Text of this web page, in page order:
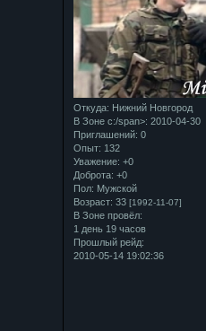
Откуда: Нижний Новгород
В Зоне с:/span>: 2010-04-30
Приглашений: 0
Опыт: 132
Уважение: +0
Доброта: +0
Пол: Мужской
Возраст: 33 [1992-11-07]
В Зоне провёл:
1 день 19 часов
Прошлый рейд:
2010-05-14 19:02:36